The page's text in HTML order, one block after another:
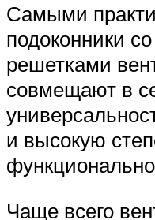
Самыми
подоконники
решетками
совмещают в
и высокую
Чаще всего